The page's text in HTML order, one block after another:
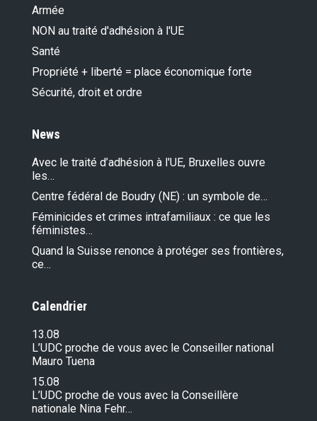
Armée
NON au traité d'adhésion à l'UE
Santé
Propriété + liberté = place économique forte
Sécurité, droit et ordre
News
Avec le traité d’adhésion à l'UE, Bruxelles ouvre
les…
Centre fédéral de Boudry (NE) : un symbole de…
Féminicides et crimes intrafamiliaux : ce que les
féministes…
Quand la Suisse renonce à protéger ses frontières,
ce…
Calendrier
13.08
L’UDC proche de vous avec le Conseiller national
Mauro Tuena
15.08
L’UDC proche de vous avec la Conseillère
nationale Nina Fehr…